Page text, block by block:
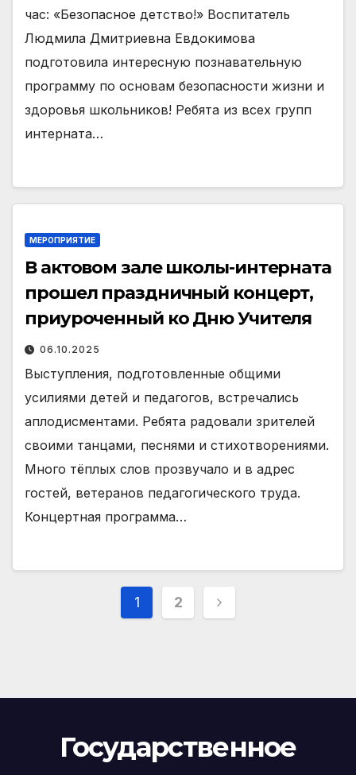
час: «Безопасное детство!» Воспитатель
Людмила Дмитриевна Евдокимова
подготовила интересную познавательную
программу по основам безопасности жизни и
здоровья школьников! Ребята из всех групп
интерната…
МЕРОПРИЯТИЕ
В актовом зале школы-интерната
прошел праздничный концерт,
приуроченный ко Дню Учителя
06.10.2025
Выступления, подготовленные общими
усилиями детей и педагогов, встречались
аплодисментами. Ребята радовали зрителей
своими танцами, песнями и стихотворениями.
Много тёплых слов прозвучало и в адрес
гостей, ветеранов педагогического труда.
Концертная программа…
Пагинация
1 2
Государственное